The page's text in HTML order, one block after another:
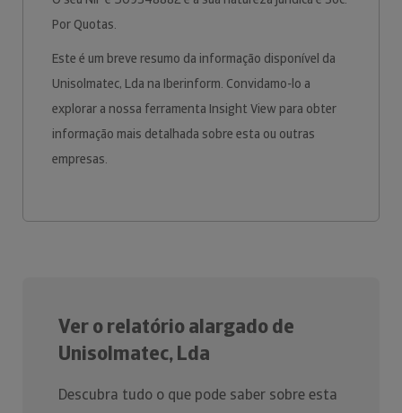
Por Quotas.
Este é um breve resumo da informação disponível da
Unisolmatec, Lda na Iberinform. Convidamo-lo a
explorar a nossa ferramenta Insight View para obter
informação mais detalhada sobre esta ou outras
empresas.
Ver o relatório alargado de
Unisolmatec, Lda
Descubra tudo o que pode saber sobre esta